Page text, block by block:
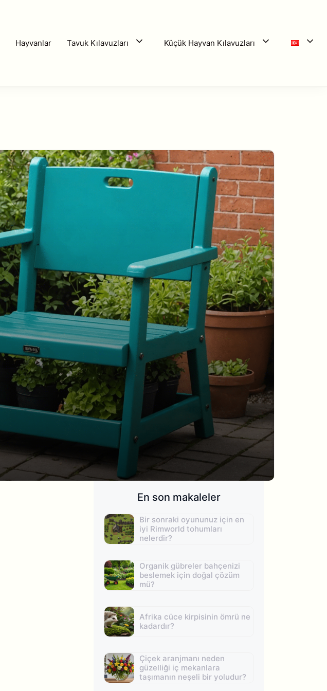
Hayvanlar Tavuk Kılavuzları Küçük Hayvan Kılavuzları
En son makaleler
Bir sonraki oyununuz için en
iyi Rimworld tohumları
nelerdir?
Organik gübreler bahçenizi
beslemek için doğal çözüm
mü?
Afrika cüce kirpisinin ömrü ne
kadardır?
Çiçek aranjmanı neden
güzelliği iç mekanlara
taşımanın neşeli bir yoludur?